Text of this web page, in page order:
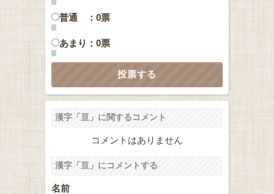
普通 ：0票
あまり：0票
漢字「亘」に関するコメント
コメントはありません
漢字「亘」にコメントする
名前